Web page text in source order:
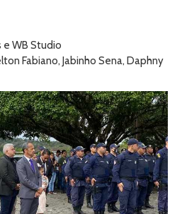
e WB Studio
Fabiano, Jabinho Sena, Daphny